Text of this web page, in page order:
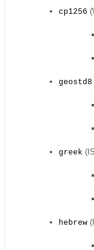
cp1256
geostd8
greek
hebrew